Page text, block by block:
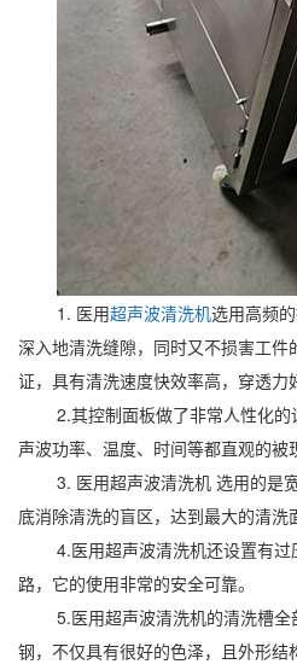
1. 医用超声波清洗机选用高频
深入地清洗缝隙，同时又不损害工
证，具有清洗速度快效率高，穿透力
2.其控制面板做了非常人性化
声波功率、温度、时间等都直观的被
3. 医用超声波清洗机 选用的是
底消除清洗的盲区，达到最大的清洗
4.医用超声波清洗机还设置有
路，它的使用非常的安全可靠。
5.医用超声波清洗机的清洗槽
钢，不仅具有很好的色泽，且外形